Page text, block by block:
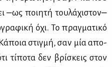
‒ως ποι­η­τή του­λά­χι­στον‒
όχι. Το πραγ­μα­τι­κό
στιγ­μή, σαν μία απο­
τί­πο­τα δεν βρί­σκεις στον